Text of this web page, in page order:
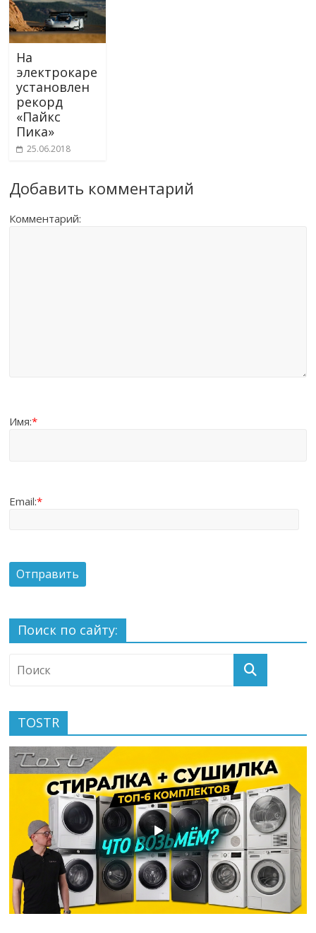
На
электрокаре
установлен
рекорд
«Пайкс
Пика»
25.06.2018
Добавить комментарий
Комментарий:
Имя:*
Email:*
Поиск по сайту:
TOSTR